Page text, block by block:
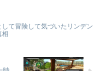
して冒険して気づいたリンデン
相